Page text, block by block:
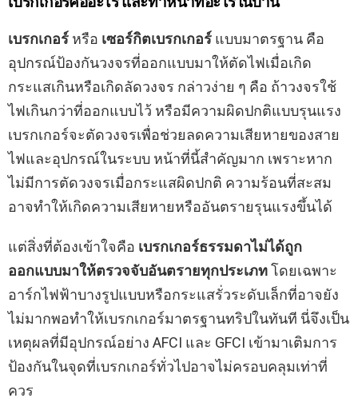
เบรกเกอร์คืออะไร และทำหน้าที่อะไรในบ้าน
เบรกเกอร์ หรือ เซอร์กิตเบรกเกอร์ แบบมาตรฐาน คือ
อุปกรณ์ป้องกันวงจรที่ออกแบบมาให้ตัดไฟเมื่อเกิด
กระแสเกินหรือเกิดลัดวงจร กล่าวง่าย ๆ คือ ถ้าวงจรใช้
ไฟเกินกว่าที่ออกแบบไว้ หรือมีความผิดปกติแบบรุนแรง
เบรกเกอร์จะตัดวงจรเพื่อช่วยลดความเสียหายของสาย
ไฟและอุปกรณ์ในระบบ หน้าที่นี้สำคัญมาก เพราะหาก
ไม่มีการตัดวงจรเมื่อกระแสผิดปกติ ความร้อนที่สะสม
อาจทำให้เกิดความเสียหายหรืออันตรายรุนแรงขึ้นได้
แต่สิ่งที่ต้องเข้าใจคือ เบรกเกอร์ธรรมดาไม่ได้ถูก
ออกแบบมาให้ตรวจจับอันตรายทุกประเภท โดยเฉพาะ
อาร์กไฟฟ้าบางรูปแบบหรือกระแสรั่วระดับเล็กที่อาจยัง
ไม่มากพอทำให้เบรกเกอร์มาตรฐานทริปในทันที นี่จึงเป็น
เหตุผลที่มีอุปกรณ์อย่าง AFCI และ GFCI เข้ามาเติมการ
ป้องกันในจุดที่เบรกเกอร์ทั่วไปอาจไม่ครอบคลุมเท่าที่
ควร